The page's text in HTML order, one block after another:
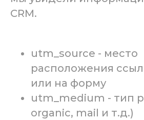
CRM.
utm_source - место
расположения
или на форму
utm_medium - тип
organic, mail и т.д.)